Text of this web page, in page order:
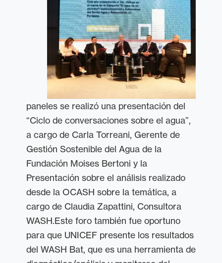
paneles se realizó una presentación del
“Ciclo de conversaciones sobre el agua”,
a cargo de Carla Torreani, Gerente de
Gestión Sostenible del Aguade la
Fundación Moises Bertoni y la
Presentación sobre el análisis realizado
desde la OCASH sobre la temática, a
cargo de Claudia Zapattini, Consultora
WASH.Este foro también fue oportuno
para que UNICEF presente los resultados
del WASH Bat, que es una herramienta de